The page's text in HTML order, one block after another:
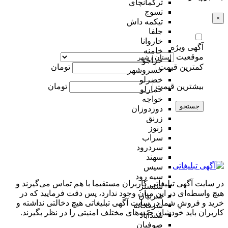
ترکمانچای
تسوج
تیکمه داش
جلفا
خاروانا
خامنه
خراجو
خسروشهر
خضرلو
خمارلو
خواجه
دوزدوزان
زرنق
زنوز
سراب
سردرود
سهند
سیس
سیه رود
شبستر
شربیان
شرفخانه
شندآباد
صوفیان
×
آگهی ویژه
موقعیت
کمترین قیمت
تومان
بیشترین قیمت تومان
جستجو
در سایت آگهی تبلیغاتی کاربران مستقیما با هم تماس می‌گیرند و
هیچ واسطه‌ای در این میان وجود ندارد، پس دقت فرمایید که در
خرید و فروشِ شما در سایت آگهی تبلیغاتی هیچ دخالتی نداشته و
کاربران باید خودشان جنبه‌های مختلف امنیتی را در نظر بگیرند.